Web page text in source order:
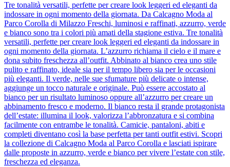
Tre tonalità versatili, perfette per creare look leggeri ed eleganti da
indossare in ogni momento della giornata. Da Calcagno Moda al
Parco Corolla di Milazzo Freschi, luminosi e raffinati, azzurro, verde
e bianco sono tra i colori più amati della stagione estiva. Tre tonalità
versatili, perfette per creare look leggeri ed eleganti da indossare in
ogni momento della giornata. L’azzurro richiama il cielo e il mare e
dona subito freschezza all’outfit. Abbinato al bianco crea uno stile
pulito e raffinato, ideale sia per il tempo libero sia per le occasioni
più eleganti. Il verde, nelle sue sfumature più delicate o intense,
aggiunge un tocco naturale e originale. Può essere accostato al
bianco per un risultato luminoso oppure all’azzurro per creare un
abbinamento fresco e moderno. Il bianco resta il grande protagonista
dell’estate: illumina il look, valorizza l’abbronzatura e si combina
facilmente con entrambe le tonalità. Camicie, pantaloni, abiti e
completi diventano così la base perfetta per tanti outfit estivi. Scopri
la collezione di Calcagno Moda al Parco Corolla e lasciati ispirare
dalle proposte in azzurro, verde e bianco per vivere l’estate con stile,
freschezza ed eleganza.